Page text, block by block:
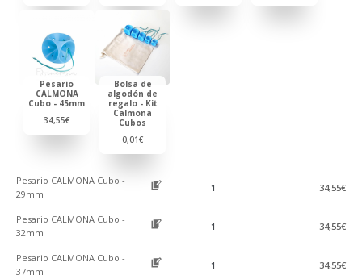
Pesario
CALMONA
Cubo - 45mm
34,55€
Bolsa de
algodón de
regalo - Kit
Calmona
Cubos
0,01€
Pesario CALMONA Cubo -
29mm
34,55€
Pesario CALMONA Cubo -
32mm
34,55€
Pesario CALMONA Cubo -
37mm
34,55€